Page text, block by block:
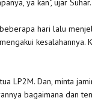
hari lalu
kesalahannya.
LP2M. Dan, minta
bagaimana dan